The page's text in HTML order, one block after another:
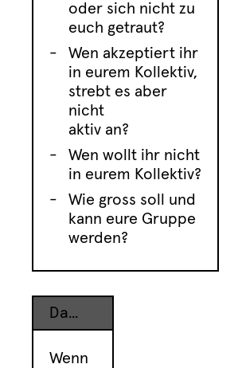
oder sich nicht zu
euch getraut?
Wen akzeptiert ihr
in eurem Kollektiv,
strebt es aber
nicht
aktiv an?
Wen wollt ihr nicht
in eurem Kollektiv?
Wie gross soll und
kann eure Gruppe
werden?
Dazugehöriges Equipment
Wenn